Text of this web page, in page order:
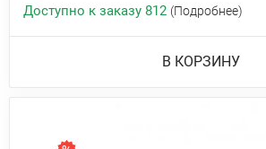
Доступно к заказу 812 (Подробнее)
В КОРЗИНУ